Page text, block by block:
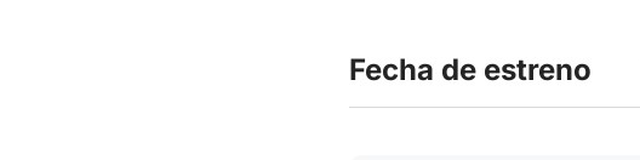
Fecha de estreno